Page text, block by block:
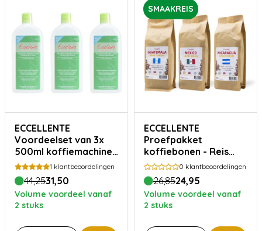
ECCELLENTE
Voordeelset van 3x
500ml koffiemachine
ontkalker voor
DeLonghi
1 klantbeoordelingen
44,2531,50
Volume voordeel vanaf
2 stuks
SMAAKREIS
ECCELLENTE
Proefpakket
koffiebonen - Reis
door Centraal-
Amerika - 750 gram
0 klantbeoordelingen
26,8524,95
Volume voordeel vanaf
2 stuks